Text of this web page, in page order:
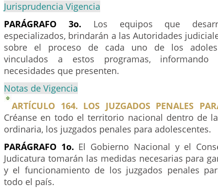
Jurisprudencia Vigencia
PARÁGRAFO 3o. Los equipos que
especializados, brindarán a las Autoridades
sobre el proceso de cada uno de los
vinculados a estos programas,
necesidades que presenten.
Notas de Vigencia
ARTÍCULO 164. LOS JUZGADOS PENALES
Créanse en todo el territorio nacional dentro de
ordinaria, los juzgados penales para adolescentes.
PARÁGRAFO 1o. El Gobierno Nacional y el
Judicatura tomarán las medidas necesarias para
y el funcionamiento de los juzgados penales
todo el país.